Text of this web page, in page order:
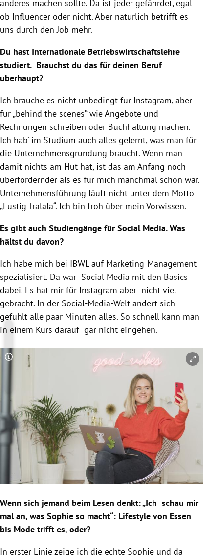
anderes machen sollte. Da ist jeder gefährdet, egal
ob Influencer oder nicht. Aber natürlich betrifft es
uns durch den Job mehr.
Du hast Internationale Betriebswirtschaftslehre
studiert. Brauchst du das für deinen Beruf
überhaupt?
Ich brauche es nicht unbedingt für Instagram, aber
für „behind the scenes“ wie Angebote und
Rechnungen schreiben oder Buchhaltung machen.
Ich hab' im Studium auch alles gelernt, was man für
die Unternehmensgründung braucht. Wenn man
damit nichts am Hut hat, ist das am Anfang noch
überfordernder als es für mich manchmal schon war.
Unternehmensführung läuft nicht unter dem Motto
„Lustig Tralala“. Ich bin froh über mein Vorwissen.
Es gibt auch Studiengänge für Social Media. Was
hältst du davon?
Ich habe mich bei IBWL auf Marketing-Management
spezialisiert. Da war Social Media mit den Basics
dabei. Es hat mir für Instagram aber nicht viel
gebracht. In der Social-Media-Welt ändert sich
gefühlt alle paar Minuten alles. So schnell kann man
in einem Kurs darauf gar nicht eingehen.
Copyright-Hinweis öffnen/schließen
Wenn sich jemand beim Lesen denkt: „Ich schau mir
mal an, was Sophie so macht“: Lifestyle von Essen
bis Mode trifft es, oder?
In erster Linie zeige ich die echte Sophie und da